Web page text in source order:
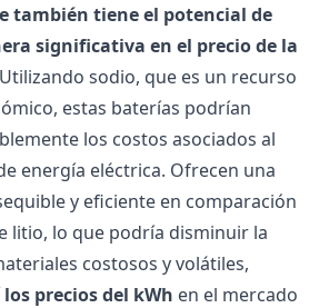
también tiene el potencial de
significativa en el precio de la
sodio, que es un recurso
estas baterías podrían
los costos asociados al
energía eléctrica. Ofrecen una
y eficiente en comparación
litio, lo que podría disminuir la
costosos y volátiles,
precios del kWh en el mercado